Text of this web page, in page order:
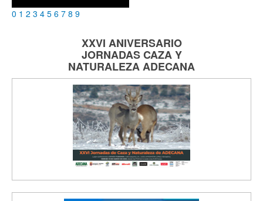
0 1 2 3 4 5 6 7 8 9
XXVI ANIVERSARIO
JORNADASCAZA Y
NATURALEZAADECANA